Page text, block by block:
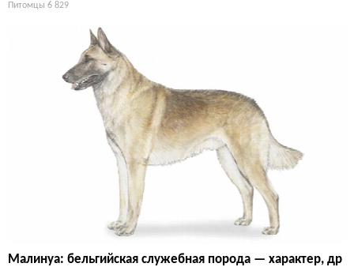
Питомцы 6 829
Малинуа: бельгийская служебная порода — характер, др